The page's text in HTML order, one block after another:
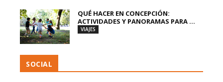
QUÉ HACER EN CONCEPCIÓN:
ACTIVIDADES Y PANORAMAS PARA ...
VIAJES
SOCIAL